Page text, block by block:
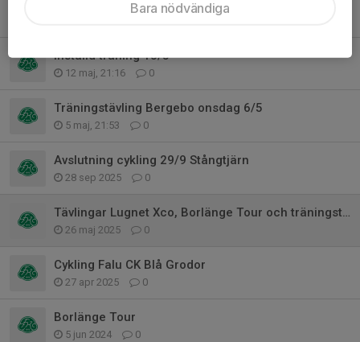
Inställd träning 13/5
12 maj, 21:16 0
Träningstävling Bergebo onsdag 6/5
5 maj, 21:53 0
Avslutning cykling 29/9 Stångtjärn
28 sep 2025 0
Tävlingar Lugnet Xco, Borlänge Tour och träningstävling
26 maj 2025 0
Cykling Falu CK Blå Grodor
27 apr 2025 0
Borlänge Tour
5 jun 2024 0
Bara nödvändiga